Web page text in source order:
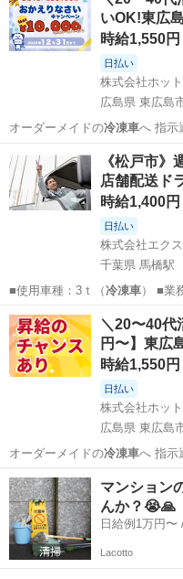
いOK!東広
時給1,550円
日払い
株式会社ホッ
広島県 東広島
オーダーメイドの冷凍車
を磨く ＼…
広島 東広島市 工場
《松戸市》
店舗配送ド
時給1,400円
日払い
株式会社エク
千葉県 馬橋駅
■使用車種：3ｔ（冷凍車） ■業
での問屋への冷凍食…
千葉 松戸市
＼20〜40代
円〜】東広
時給1,550円
日払い
株式会社ホッ
広島県 東広島
オーダーメイドの冷凍車
を磨く 日勤…
広島 東広島市
マンション
んか？😭🙏
Lacotto